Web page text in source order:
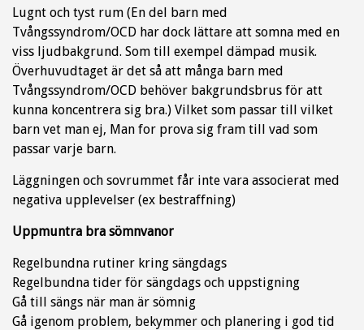
Lugnt och tyst rum (En del barn med
Tvångssyndrom/OCD har dock lättare att somna med en
viss ljudbakgrund. Som till exempel dämpad musik.
Överhuvudtaget är det så att många barn med
Tvångssyndrom/OCD behöver bakgrundsbrus för att
kunna koncentrera sig bra.) Vilket som passar till vilket
barn vet man ej, Man for prova sig fram till vad som
passar varje barn.
Läggningen och sovrummet får inte vara associerat med
negativa upplevelser (ex bestraffning)
Uppmuntra bra sömnvanor
Regelbundna rutiner kring sängdags
Regelbundna tider för sängdags och uppstigning
Gå till sängs när man är sömnig
Gå igenom problem, bekymmer och planering i god tid